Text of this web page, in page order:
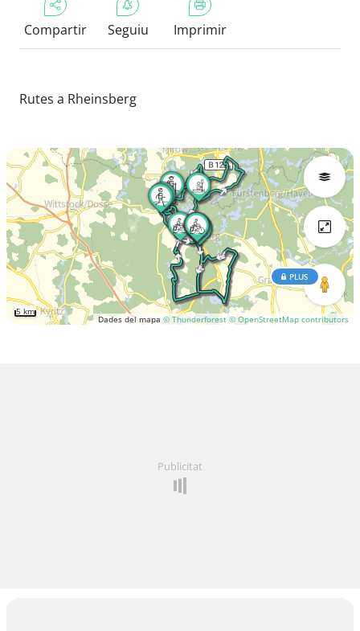
Compartir Seguiu Imprimir
Rutes a Rheinsberg
Dades del mapa © Thunderforest © OpenStreetMap contributors
PLUS
5 km
Publicitat